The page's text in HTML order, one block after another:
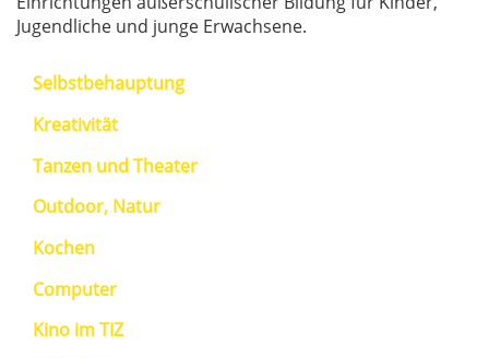
Jugendliche und junge Erwachsene.
Selbstbehauptung
Kreativität
Tanzen und Theater
Outdoor, Natur
Kochen
Computer
Kino im TIZ